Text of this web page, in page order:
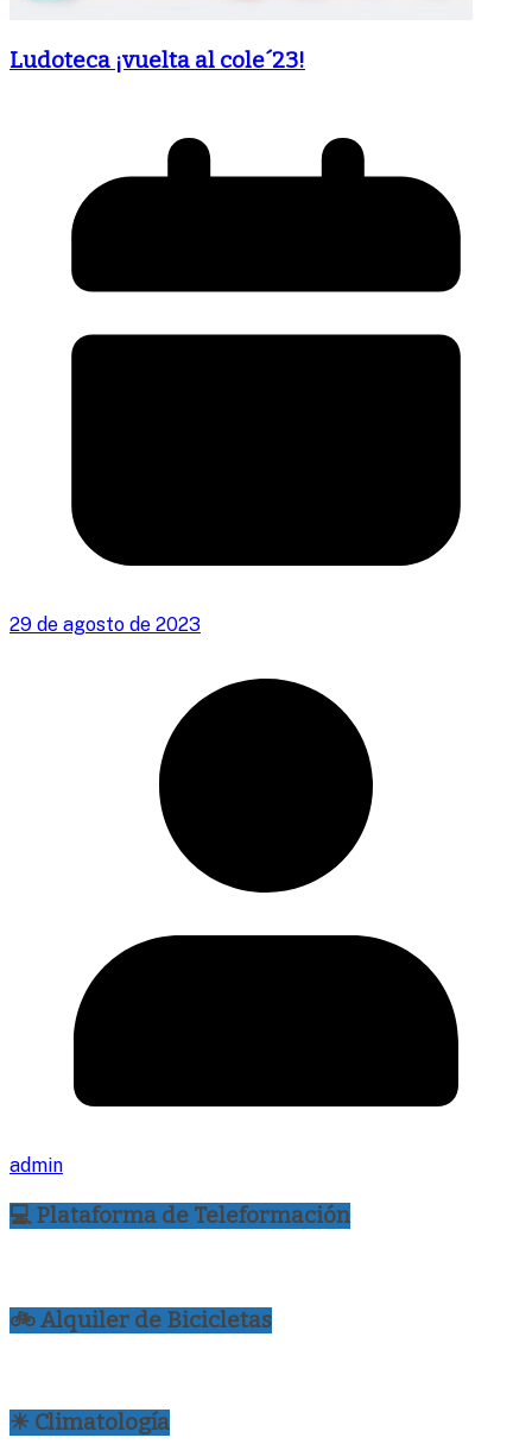
Ludoteca ¡vuelta al cole´23!
29 de agosto de 2023
admin
💻 Plataforma de Teleformación
🚲 Alquiler de Bicicletas
☀ Climatología